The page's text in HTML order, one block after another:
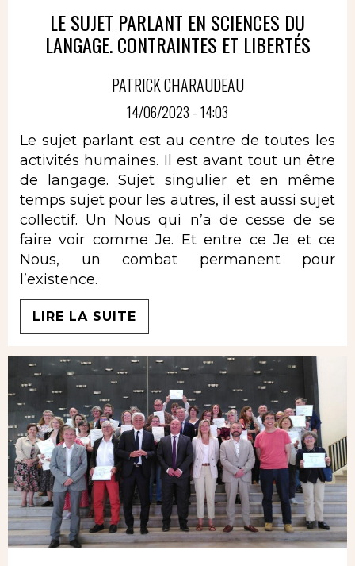
LE SUJET PARLANT EN SCIENCES DU
LANGAGE. CONTRAINTES ET LIBERTÉS
PATRICK CHARAUDEAU
14/06/2023 - 14:03
Le sujet parlant est au centre de toutes les
activités humaines. Il est avant tout un être
de langage. Sujet singulier et en même
temps sujet pour les autres, il est aussi sujet
collectif. Un Nous qui n’a de cesse de se
faire voir comme Je. Et entre ce Je et ce
Nous, un combat permanent pour
l’existence.
LIRE LA SUITE